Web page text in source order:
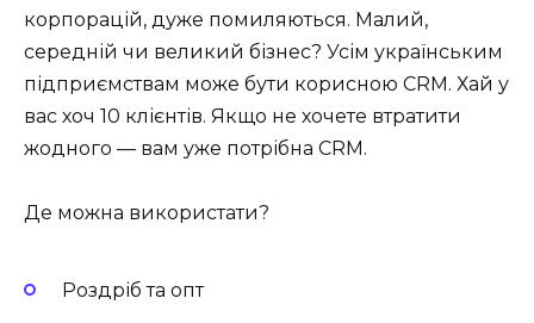
корпорацій, дуже помиляються. Малий,
середній чи великий бізнес? Усім українським
підприємствам може бути корисною CRM. Хай у
вас хоч 10 клієнтів. Якщо не хочете втратити
жодного — вам уже потрібна CRM.
Де можна використати?
Роздріб та опт